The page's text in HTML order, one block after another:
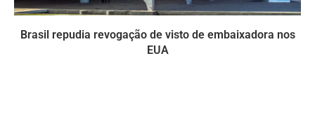
Brasil repudia revogação de visto de embaixadora nos
EUA